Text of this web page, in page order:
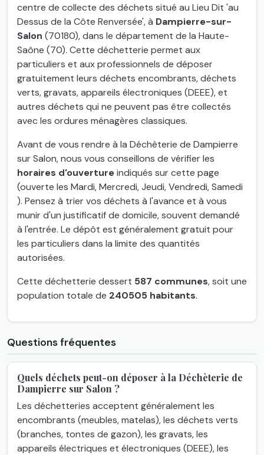
centre de collecte des déchets situé au Lieu Dit 'au
Dessus de la Côte Renversée', à Dampierre-sur-
Salon (70180), dans le département de la Haute-
Saône (70). Cette déchetterie permet aux
particuliers et aux professionnels de déposer
gratuitement leurs déchets encombrants, déchets
verts, gravats, appareils électroniques (DEEE), et
autres déchets qui ne peuvent pas être collectés
avec les ordures ménagères classiques.
Avant de vous rendre à la Déchèterie de Dampierre
sur Salon, nous vous conseillons de vérifier les
horaires d'ouvertureindiqués sur cette page
(ouverte les Mardi, Mercredi, Jeudi, Vendredi, Samedi
). Pensez à trier vos déchets à l'avance et à vous
munir d'un justificatif de domicile, souvent demandé
à l'entrée. Le dépôt est généralement gratuit pour
les particuliers dans la limite des quantités
autorisées.
Cette déchetterie dessert 587 communes, soit une
population totale de 240505 habitants.
Questions fréquentes
Quels déchets peut-on déposer à la Déchèterie de
Dampierre sur Salon ?
Les déchetteries acceptent généralement les
encombrants (meubles, matelas), les déchets verts
(branches, tontes de gazon), les gravats, les
appareils électriques et électroniques (DEEE), les